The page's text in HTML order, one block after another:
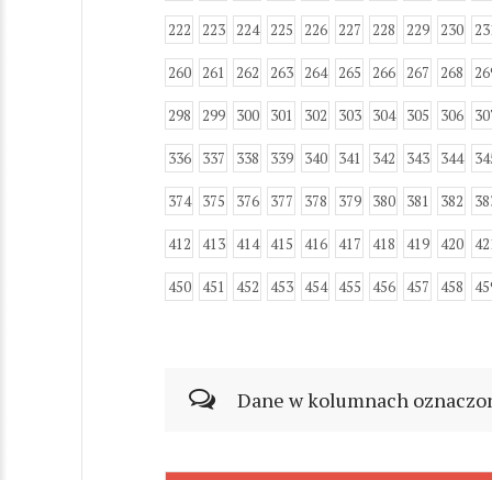
222 223 224 225 226 227 228 229 230
260 261 262 263 264 265 266 267 268
298 299 300 301 302 303 304 305 306
336 337 338 339 340 341 342 343 344
374 375 376 377 378 379 380 381 382
412 413 414 415 416 417 418 419 420
450 451 452 453 454 455 456 457 458
Dane w kolumnach